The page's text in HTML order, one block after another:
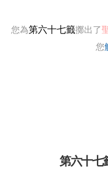
您為第六十七籤擲出了
您
第六十